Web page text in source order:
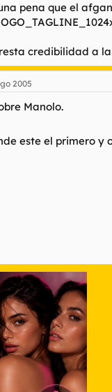
pena que el
credibilidad a
2005
Manolo.
este el primero y